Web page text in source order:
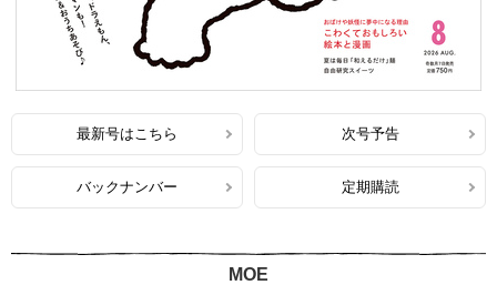
最新号はこちら 次号予告
バックナンバー 定期購読
MOE